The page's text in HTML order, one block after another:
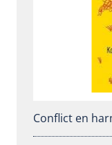
Conflict en